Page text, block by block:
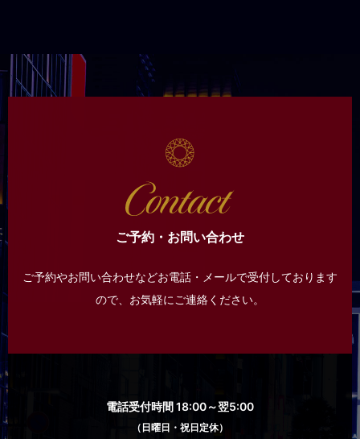
ご予約・お問い合わせ
ご予約やお問い合わせなどお電話・メールで受付しております
ので、 お気軽にご連絡ください。
電話受付時間 18:00～翌5:00
（日曜日・祝日定休）